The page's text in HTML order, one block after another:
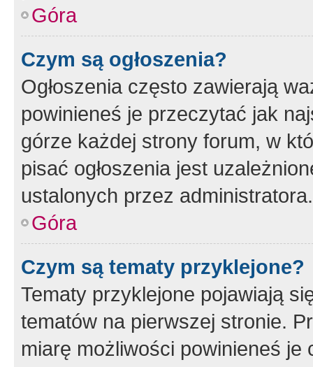
Góra
Czym są ogłoszenia?
Ogłoszenia często zawierają
powinieneś je przeczytać jak
górze każdej strony forum, w
pisać ogłoszenia jest
ustalonych przez administratora.
Góra
Czym są tematy przyklejone?
Tematy przyklejone pojawiają
tematów na pierwszej stronie.
miarę możliwości powinieneś je